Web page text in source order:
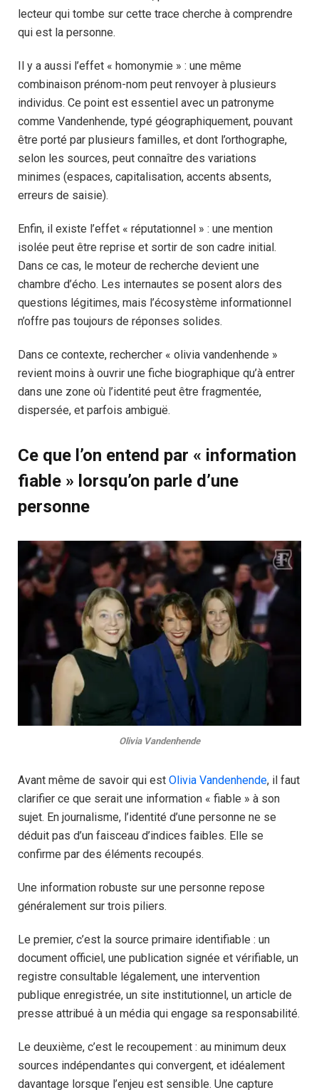
lecteur qui tombe sur cette trace cherche à comprendre
qui est la personne.
Il y a aussi l’effet « homonymie » : une même
combinaison prénom-nom peut renvoyer à plusieurs
individus. Ce point est essentiel avec un patronyme
comme Vandenhende, typé géographiquement, pouvant
être porté par plusieurs familles, et dont l’orthographe,
selon les sources, peut connaître des variations
minimes (espaces, capitalisation, accents absents,
erreurs de saisie).
Enfin, il existe l’effet « réputationnel » : une mention
isolée peut être reprise et sortir de son cadre initial.
Dans ce cas, le moteur de recherche devient une
chambre d’écho. Les internautes se posent alors des
questions légitimes, mais l’écosystème informationnel
n’offre pas toujours de réponses solides.
Dans ce contexte, rechercher « olivia vandenhende »
revient moins à ouvrir une fiche biographique qu’à entrer
dans une zone où l’identité peut être fragmentée,
dispersée, et parfois ambiguë.
Ce que l’on entend par « information
fiable » lorsqu’on parle d’une
personne
Olivia Vandenhende
Avant même de savoir qui est Olivia Vandenhende, il faut
clarifier ce que serait une information « fiable » à son
sujet. En journalisme, l’identité d’une personne ne se
déduit pas d’un faisceau d’indices faibles. Elle se
confirme par des éléments recoupés.
Une information robuste sur une personne repose
généralement sur trois piliers.
Le premier, c’est la source primaire identifiable : un
document officiel, une publication signée et vérifiable, un
registre consultable légalement, une intervention
publique enregistrée, un site institutionnel, un article de
presse attribué à un média qui engage sa responsabilité.
Le deuxième, c’est le recoupement : au minimum deux
sources indépendantes qui convergent, et idéalement
davantage lorsque l’enjeu est sensible. Une capture